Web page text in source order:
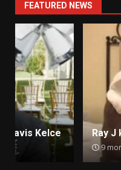
FEATURED NEWS
Ray J klaagt Kim
9 months ago